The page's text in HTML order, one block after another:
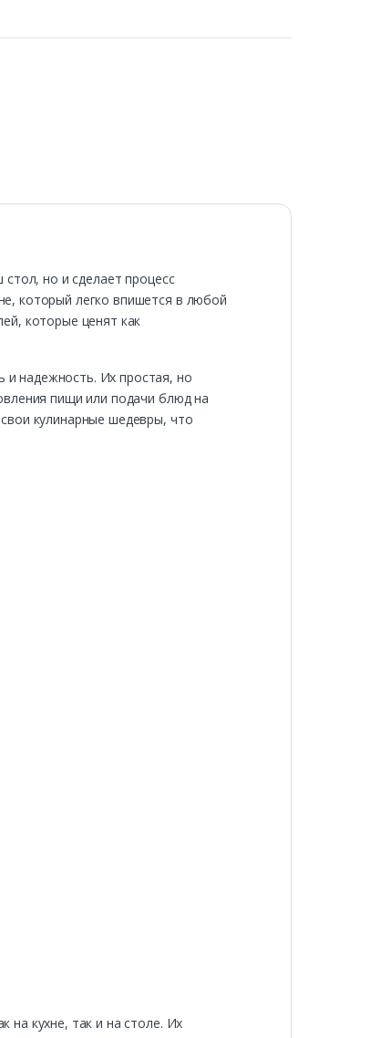
но и сделает процесс
который легко впишется в любой
которые ценят как
и надежность. Их простая, но
пищи или подачи блюд на
кулинарные шедевры, что
на кухне, так и на столе. Их